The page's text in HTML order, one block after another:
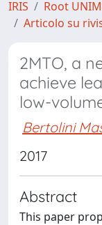
IRIS Root
Articolo su
2MTO, a
achieve
low-
Bertolini
2017
Abstract
This paper